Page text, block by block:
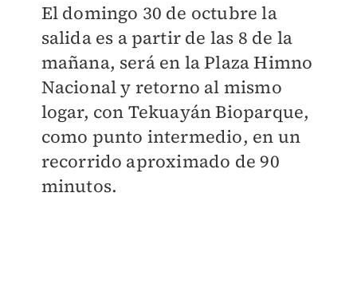
El domingo 30 de octubre la
salida es a partir de las 8 de la
mañana, será en la Plaza Himno
Nacional y retorno al mismo
logar, con Tekuayán Bioparque,
como punto intermedio, en un
recorrido aproximado de 90
minutos.